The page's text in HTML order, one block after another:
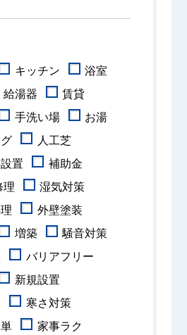
キッチン
浴室
給湯器
賃貸
手洗い場
お湯
人工芝
置
補助金
理
湿気対策
外壁塗装
増築
騒音対策
バリアフリー
新規設置
寒さ対策
家事ラク